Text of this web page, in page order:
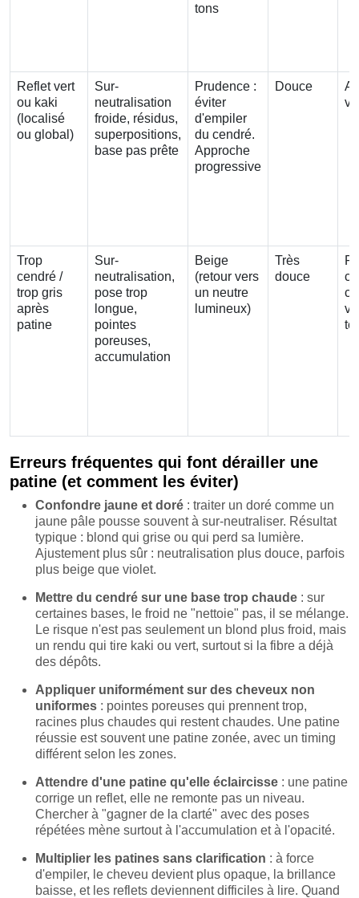
tons
Reflet vert
ou kaki
(localisé
ou global)
Sur-
neutralisation
froide, résidus,
superpositions,
base pas prête
Prudence :
éviter
d'empiler
du cendré.
Approche
progressive
Douce
Trop
cendré /
trop gris
après
patine
Sur-
neutralisation,
pose trop
longue,
pointes
poreuses,
accumulation
Beige
(retour vers
un neutre
lumineux)
Très
douce
Erreurs fréquentes qui font dérailler une
patine (et comment les éviter)
Confondre jaune et doré : traiter un doré comme un
jaune pâle pousse souvent à sur-neutraliser. Résultat
typique : blond qui grise ou qui perd sa lumière.
Ajustement plus sûr : neutralisation plus douce, parfois
plus beige que violet.
Mettre du cendré sur une base trop chaude : sur
certaines bases, le froid ne "nettoie" pas, il se mélange.
Le risque n'est pas seulement un blond plus froid, mais
un rendu qui tire kaki ou vert, surtout si la fibre a déjà
des dépôts.
Appliquer uniformément sur des cheveux non
uniformes : pointes poreuses qui prennent trop,
racines plus chaudes qui restent chaudes. Une patine
réussie est souvent une patine zonée, avec un timing
différent selon les zones.
Attendre d'une patine qu'elle éclaircisse : une patine
corrige un reflet, elle ne remonte pas un niveau.
Chercher à "gagner de la clarté" avec des poses
répétées mène surtout à l'accumulation et à l'opacité.
Multiplier les patines sans clarification : à force
d'empiler, le cheveu devient plus opaque, la brillance
baisse, et les reflets deviennent difficiles à lire. Quand